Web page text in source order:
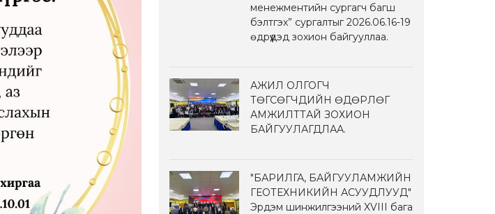
менежментийн сургагч багш
бэлтгэх” сургалтыг 2026.06.16-19
өдрүүдэд зохион байгууллаа.
АЖИЛ ОЛГОГЧ
ТӨГСӨГЧДИЙН ӨДӨРЛӨГ
АМЖИЛТТАЙ ЗОХИОН
БАЙГУУЛАГДЛАА.
"БАРИЛГА, БАЙГУУЛАМЖИЙН
ГЕОТЕХНИКИЙН АСУУДЛУУД"
Эрдэм шинжилгээний XVIII бага